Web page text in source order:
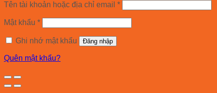
Tên tài khoản hoặc địa chỉ email *
Mật khẩu *
Ghi nhớ mật khẩu Đăng nhập
Quên mật khẩu?